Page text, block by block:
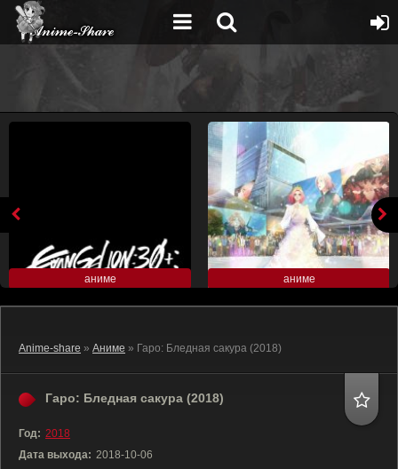
аниме аниме
Anime-share » Аниме » Гаро: Бледная сакура (2018)
Гаро: Бледная сакура (2018)
Год: 2018
Дата выхода: 2018-10-06